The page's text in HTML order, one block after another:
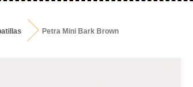
Petra Mini Bark Brown